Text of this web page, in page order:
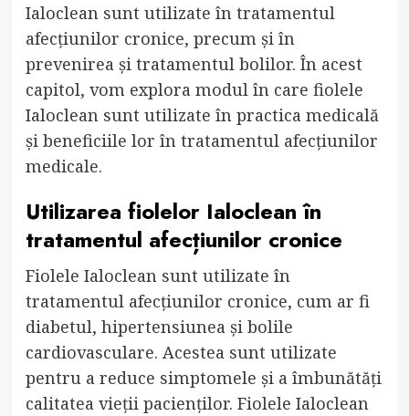
Ialoclean sunt utilizate în tratamentul
afecțiunilor cronice, precum și în
prevenirea și tratamentul bolilor. În acest
capitol, vom explora modul în care fiolele
Ialoclean sunt utilizate în practica medicală
și beneficiile lor în tratamentul afecțiunilor
medicale.
Utilizarea fiolelor Ialoclean în
tratamentul afecțiunilor cronice
Fiolele Ialoclean sunt utilizate în
tratamentul afecțiunilor cronice, cum ar fi
diabetul, hipertensiunea și bolile
cardiovasculare. Acestea sunt utilizate
pentru a reduce simptomele și a îmbunătăți
calitatea vieții pacienților. Fiolele Ialoclean